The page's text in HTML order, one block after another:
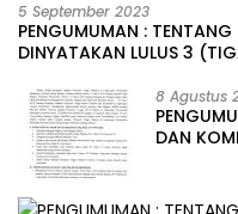
5 September 2023
PENGUMUMAN :
DINYATAKAN LULUS 3
LINGKUNGAN
8 Agustus
DAN